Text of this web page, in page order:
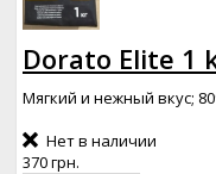
Dorato Elite 1
Мягкий и нежный вкус;
Нет в наличии
370 грн.